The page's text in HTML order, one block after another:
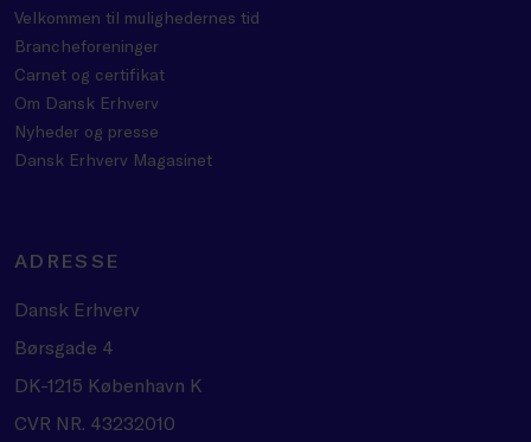
Velkommen til mulighedernes tid
Brancheforeninger
Carnet og certifikat
Om Dansk Erhverv
Nyheder og presse
Dansk Erhverv Magasinet
ADRESSE
Dansk Erhverv
Børsgade 4
DK-1215 København K
CVR NR. 43232010